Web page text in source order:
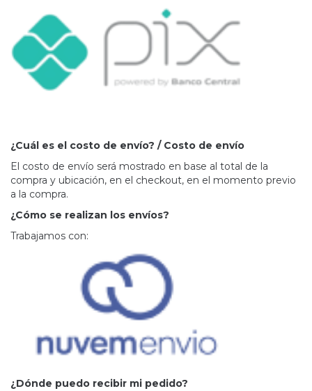
¿Cuál es el costo de envío? / Costo de envío
El costo de envío será mostrado en base al total de la
compra y ubicación, en el checkout, en el momento previo
a la compra.
¿Cómo se realizan los envíos?
Trabajamos con:
¿Dónde puedo recibir mi pedido?